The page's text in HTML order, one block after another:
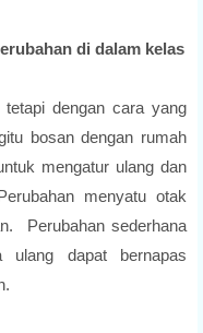
di dalam kelas
dengan cara yang
bosan dengan rumah
mengatur ulang dan
menyatu otak
Perubahan sederhana
ulang dapat bernapas